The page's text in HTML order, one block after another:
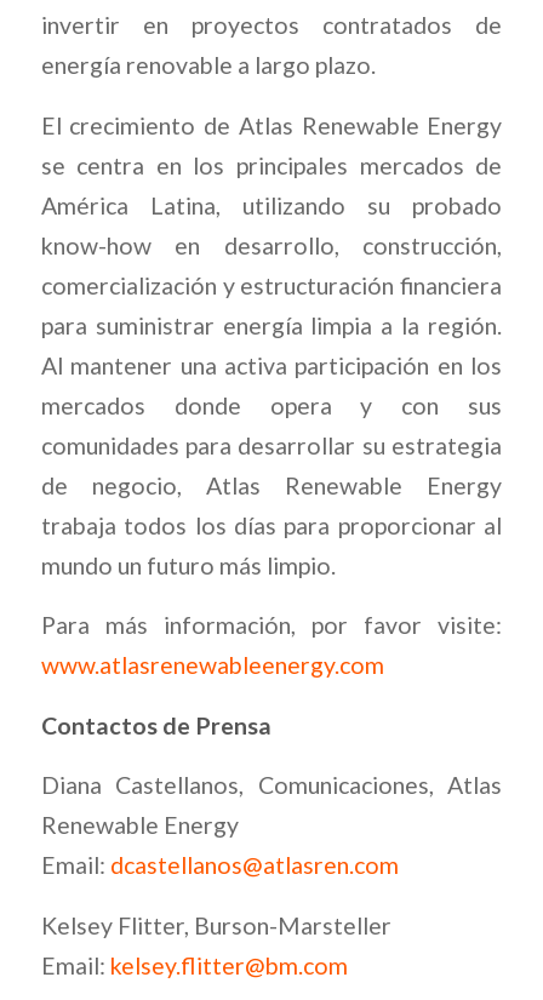
invertir en proyectos contratados de
energía renovable a largo plazo.
El crecimiento de Atlas Renewable Energy
se centra en los principales mercados de
América Latina, utilizando su probado
know-how en desarrollo, construcción,
comercialización y estructuración financiera
para suministrar energía limpia a la región.
Al mantener una activa participación en los
mercados donde opera y con sus
comunidades para desarrollar su estrategia
de negocio, Atlas Renewable Energy
trabaja todos los días para proporcionar al
mundo un futuro más limpio.
Para más información, por favor visite:
www.atlasrenewableenergy.com
Contactos de Prensa
Diana Castellanos, Comunicaciones, Atlas
Renewable Energy
Email: dcastellanos@atlasren.com
Kelsey Flitter, Burson-Marsteller
Email: kelsey.flitter@bm.com